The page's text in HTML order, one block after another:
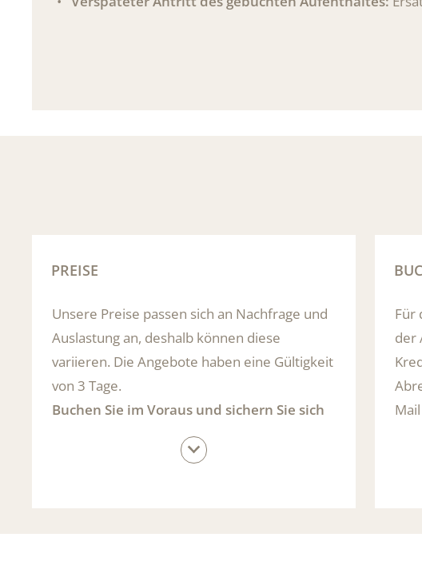
Bei Unfall, Berg- oder
PREISE
Unsere Preise passen sich an Nachfrage und
Auslastung an, deshalb können diese
variieren. Die Angebote haben eine Gültigkeit
von 3 Tage.
Buchen Sie im Voraus und sichern Sie sich
Für
der